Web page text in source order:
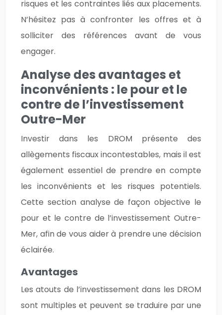
risques et les contraintes liés aux placements.
N’hésitez pas à confronter les offres et à
solliciter des références avant de vous
engager.
Analyse des avantages et
inconvénients : le pour et le
contre de l’investissement
Outre-Mer
Investir dans les DROM présente des
allègements fiscaux incontestables, mais il est
également essentiel de prendre en compte
les inconvénients et les risques potentiels.
Cette section analyse de façon objective le
pour et le contre de l’investissement Outre-
Mer, afin de vous aider à prendre une décision
éclairée.
Avantages
Les atouts de l’investissement dans les DROM
sont multiples et peuvent se traduire par une